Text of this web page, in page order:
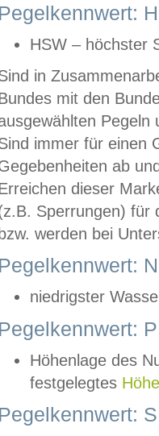
Pegelkennwert:
HSW – höchster
in
mit den
immer für einen
ab
dieser
Sperrungen) für
werden bei
Pegelkennwert:
niedrigster
Pegelkennwert:
Höhenlage des
festgelegtes
Pegelkennwert: